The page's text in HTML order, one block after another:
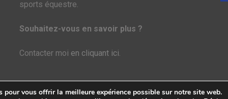
sports équestre.
Souhaitez-vous en savoir plus ?
Contacter moi en cliquant ici.
pour vous offrir la meilleure expérience possible sur notre site web.